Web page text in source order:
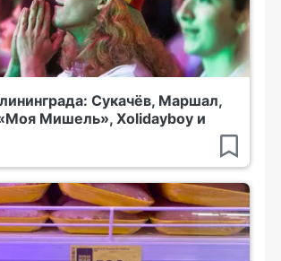
Сукачёв, Маршал,
«Моя Мишель», Xolidayboy и